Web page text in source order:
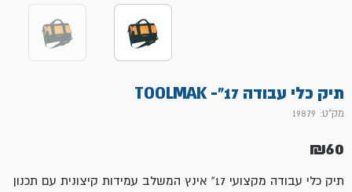
תיק כלי עבודה 17"- TOOLMAK
מק"ט: 19879
₪60
תיק כלי עבודה מקצועי 17" אינץ המשלב עמידות קיצונית עם תכנון